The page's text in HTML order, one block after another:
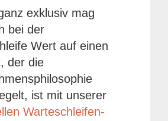
exklusiv mag
bei der
Wert auf einen
der die
ist mit unserer
Warteschleifen-